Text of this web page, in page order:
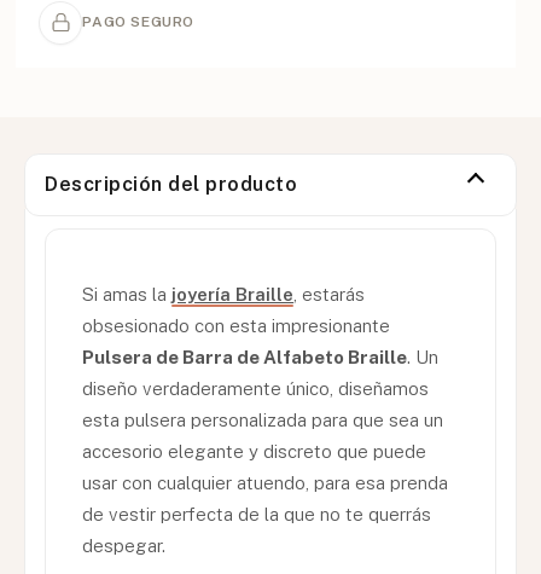
PAGO SEGURO
Descripción del producto
Si amas la joyería Braille , estarás
obsesionado con esta impresionante
Pulsera de Barra de Alfabeto Braille. Un
diseño verdaderamente único, diseñamos
esta pulsera personalizada para que sea un
accesorio elegante y discreto que puede
usar con cualquier atuendo, para esa prenda
de vestir perfecta de la que no te querrás
despegar.